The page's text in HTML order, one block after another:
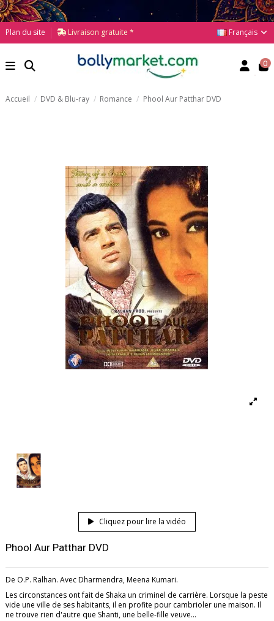
Plan du site Livraison gratuite * Français
0
Accueil DVD & Blu-ray Romance Phool Aur Patthar DVD
Cliquez pour lire la vidéo
Phool Aur Patthar DVD
De O.P. Ralhan. Avec Dharmendra, Meena Kumari.
Les circonstances ont fait de Shaka un criminel de carrière. Lorsque la peste
vide une ville de ses habitants, il en profite pour cambrioler une maison. Il
ne trouve rien d'autre que Shanti, une belle-fille veuve...